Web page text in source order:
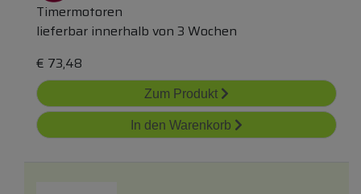
Timermotoren
lieferbar innerhalb von 3 Wochen
€ 73,48
Zum Produkt
In den Warenkorb